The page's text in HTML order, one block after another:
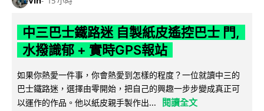
中三巴士鐵路迷 自製紙皮遙控巴士 門,
水撥識郁 + 實時GPS報站
如果你熱愛一件事，你會熱愛到怎樣的程度？一位就讀中三的
巴士鐵路迷，選擇由零開始，把自己的興趣一步步變成真正可
以運作的作品。他以紙皮親手製作出...
閱讀全文